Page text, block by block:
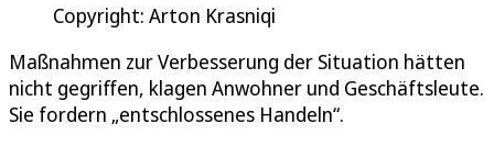
Copyright: Arton Krasniqi
Maßnahmen zur Verbesserung der Situation hätten
nicht gegriffen, klagen Anwohner und Geschäftsleute.
Sie fordern „entschlossenes Handeln“.